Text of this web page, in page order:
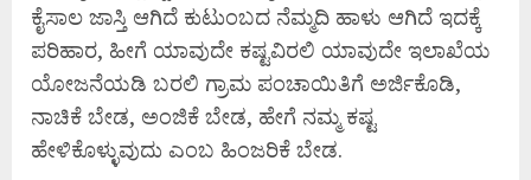
ಕೈಸಾಲ ಜಾಸ್ತಿ ಆಗಿದೆ ಕುಟುಂಬದ ನೆಮ್ಮದಿ ಹಾಳು ಆಗಿದೆ ಇದಕ್ಕೆ
ಪರಿಹಾರ, ಹೀಗೆ ಯಾವುದೇ ಕಷ್ಟವಿರಲಿ ಯಾವುದೇ ಇಲಾಖೆಯ
ಯೋಜನೆಯಡಿ ಬರಲಿ ಗ್ರಾಮ ಪಂಚಾಯಿತಿಗೆ ಅರ್ಜಿಕೊಡಿ,
ನಾಚಿಕೆ ಬೇಡ, ಅಂಜಿಕೆ ಬೇಡ, ಹೇಗೆ ನಮ್ಮ ಕಷ್ಟ
ಹೇಳಿಕೊಳ್ಳುವುದು ಎಂಬ ಹಿಂಜರಿಕೆ ಬೇಡ.